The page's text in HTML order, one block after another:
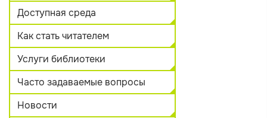
Доступная среда
Как стать читателем
Услуги библиотеки
Часто задаваемые вопросы
Новости